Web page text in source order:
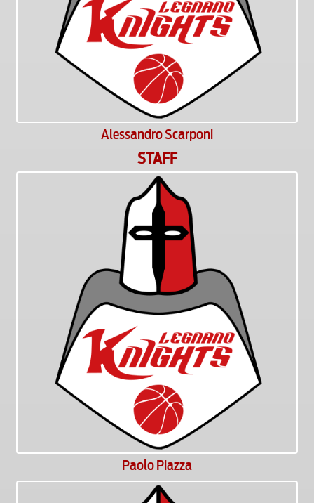
Alessandro Scarponi
STAFF
Paolo Piazza